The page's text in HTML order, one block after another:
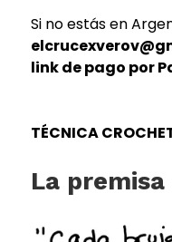
Si no estás en
link de pago por
TÉCNICA
La premisa